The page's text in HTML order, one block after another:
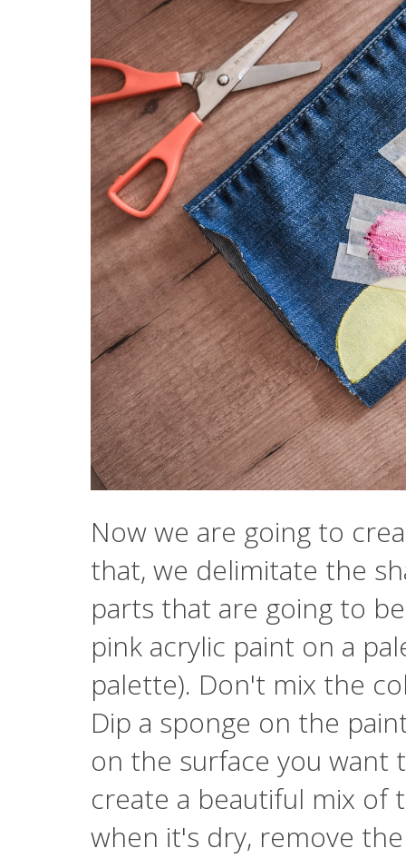
Now we are going to
that, we delimitate the
parts that are going to
pink acrylic paint on a
palette). Don't mix the
Dip a sponge on the
on the surface you want
create a beautiful mix of
when it's dry, remove